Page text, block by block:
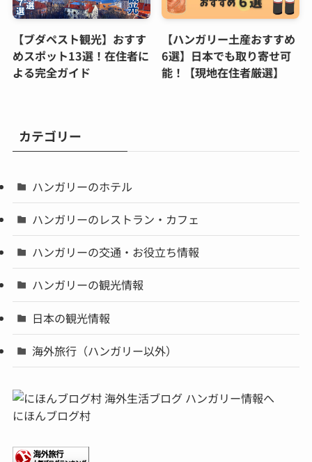
【ブダペスト観光】おすす
めスポット13選！在住者に
よる完全ガイド
【ハンガリー土産おすすめ
6選】日本でも取り寄せ可
能！【現地在住者厳選】
カテゴリー
ハンガリーのホテル
ハンガリーのレストラン・カフェ
ハンガリーの交通・お役立ち情報
ハンガリーの観光情報
日本の観光情報
海外旅行（ハンガリー以外）
にほんブログ村